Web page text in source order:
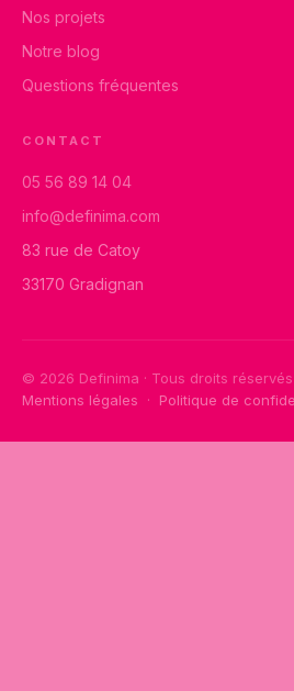
Nos projets
Notre blog
Questions fréquentes
CONTACT
05 56 89 14 04
info@definima.com
83 rue de Catoy
33170 Gradignan
© 2026 Definima · Tous droits réservés
Mentions légales · Politique de